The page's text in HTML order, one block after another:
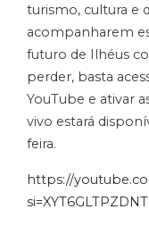
turismo, cultura e
acompanharem
futuro de Ilhéus
perder, basta
YouTube e ativar
vivo estará
feira.
https://